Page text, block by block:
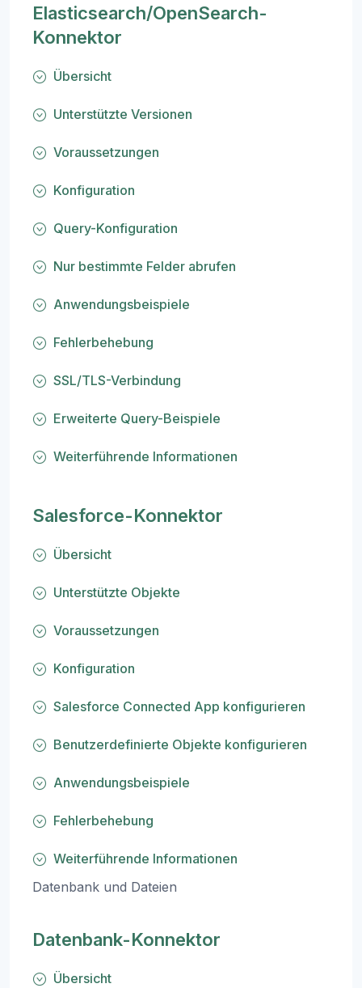
Elasticsearch/OpenSearch-
Konnektor
Übersicht
Unterstützte Versionen
Voraussetzungen
Konfiguration
Query-Konfiguration
Nur bestimmte Felder abrufen
Anwendungsbeispiele
Fehlerbehebung
SSL/TLS-Verbindung
Erweiterte Query-Beispiele
Weiterführende Informationen
Salesforce-Konnektor
Übersicht
Unterstützte Objekte
Voraussetzungen
Konfiguration
Salesforce Connected App konfigurieren
Benutzerdefinierte Objekte konfigurieren
Anwendungsbeispiele
Fehlerbehebung
Weiterführende Informationen
Datenbank und Dateien
Datenbank-Konnektor
Übersicht